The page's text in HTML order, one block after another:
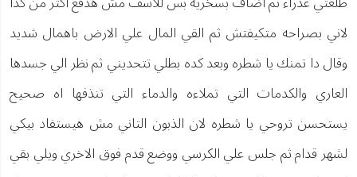
لاني بصراحه متكيفتش ثم القي المال علي الارض باهمال شديد
وقال دا تمنك يا شطره وبعد كده بطلي تتحديني ثم نظر الي جسدها
العاري والكدمات التي تملاءه والدماء التي تنذفها اه صحيح
يستحسن تروحي يا شطره لان الذبون التاني مش هيستفاد بيكي
لشهر قدام ثم جلس علي الكرسي ووضع قدم فوق الاخري ويلي بقي